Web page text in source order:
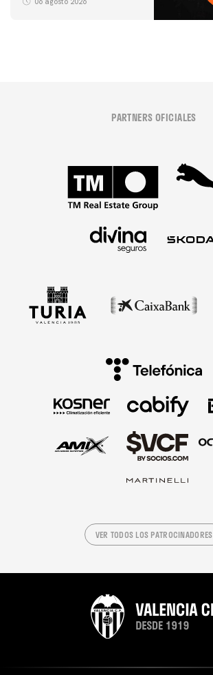
PARTNERS OFICIALES
VER TODOS LOS PATROCINADORES